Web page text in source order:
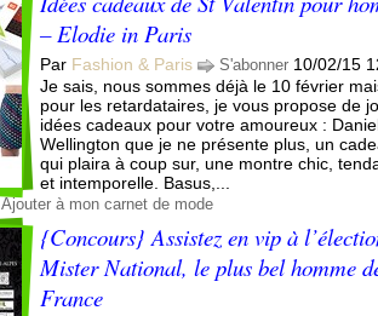
– Elodie in Paris
Par Fashion & Paris S'abonner 10/02/15
Je sais, nous sommes déjà le 10 février
pour les retardataires, je vous propose de
idées cadeaux pour votre amoureux :
Wellington que je ne présente plus, un
qui plaira à coup sur, une montre chic,
et intemporelle. Basus,...
Ajouter à mon carnet de mode
{Concours} Assistez en vip à
Mister National, le plus bel homme
France